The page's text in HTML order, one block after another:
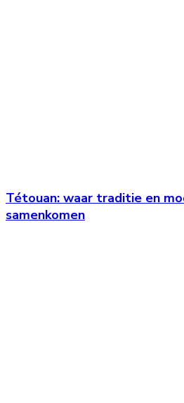
Tétouan: waar traditie en
samenkomen